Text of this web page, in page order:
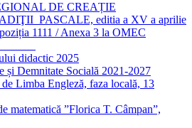
DE CREAȚIE
PASCALE, editia a XV a aprilie
1111 / Anexa 3 la OMEC
didactic 2025
și Demnitate Socială 2021-2027
Limba Engleză, faza locală, 13
matematică ”Florica T. Câmpan”,